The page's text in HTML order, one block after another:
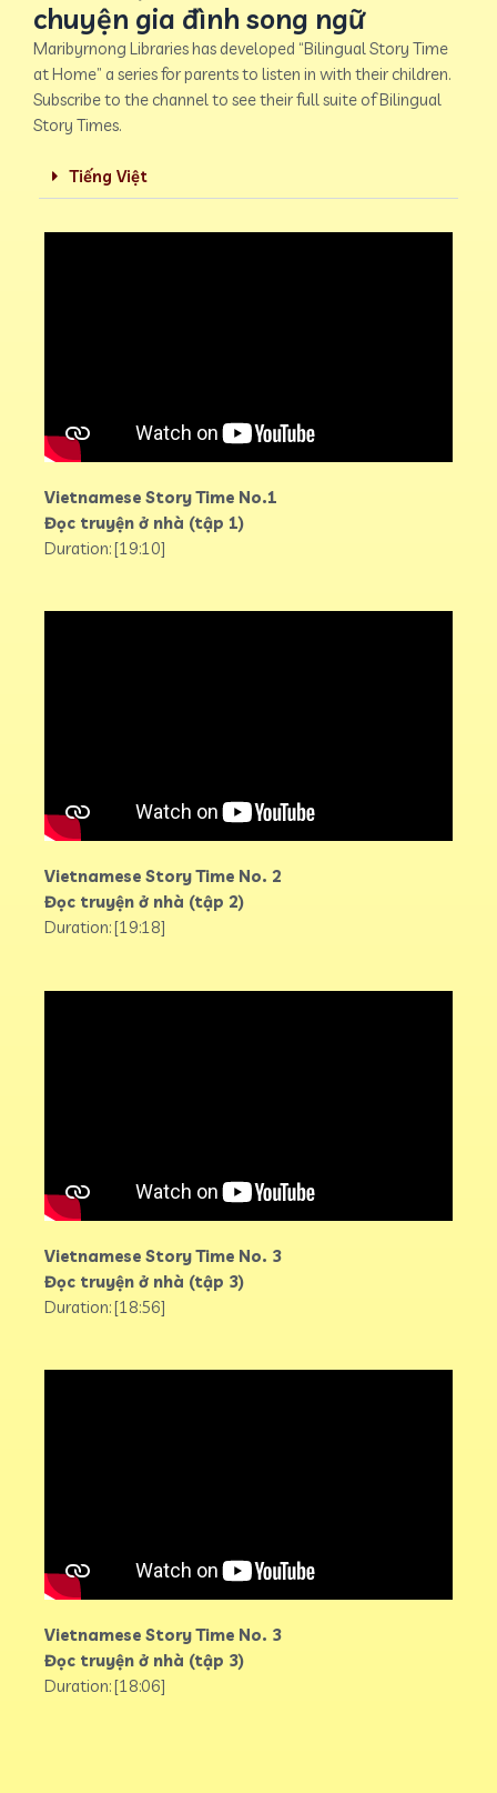
chuyện gia đình song ngữ
Maribyrnong Libraries has developed “Bilingual Story Time
at Home” a series for parents to listen in with their children.
Subscribe to the channel to see their full suite of Bilingual
Story Times.
Tiếng Việt
Vietnamese Story Time No.1
Đọc truyện ở nhà (tập 1)
Duration: [19:10]
Vietnamese Story Time No. 2
Đọc truyện ở nhà (tập 2)
Duration: [19:18]
Vietnamese Story Time No. 3
Đọc truyện ở nhà (tập 3)
Duration: [18:56]
Vietnamese Story Time No. 3
Đọc truyện ở nhà (tập 3)
Duration: [18:06]